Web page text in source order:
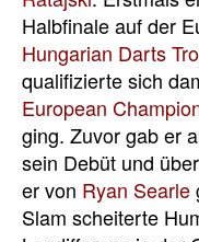
Halbfinale auf der
Hungarian Darts
qualifizierte sich
European
ging. Zuvor gab er
sein Debüt und
er von Ryan Searle
Slam scheiterte